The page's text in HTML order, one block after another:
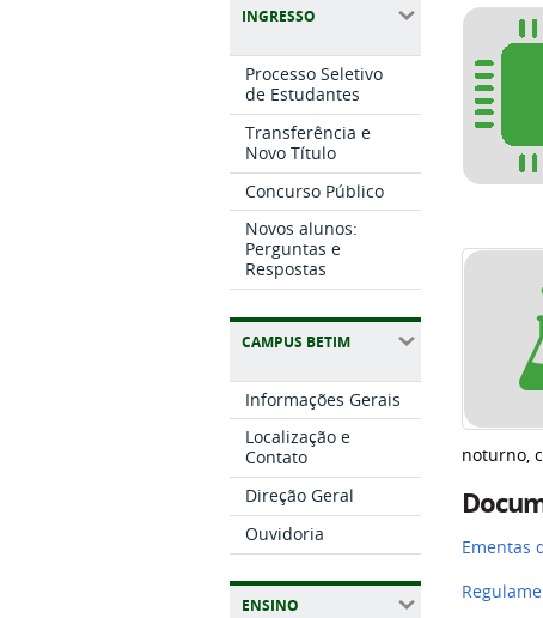
INGRESSO
Processo Seletivo
de Estudantes
Transferência e
Novo Título
Concurso Público
Novos alunos:
Perguntas e
Respostas
CAMPUS BETIM
Informações Gerais
Localização e
Contato
Direção Geral
Ouvidoria
ENSINO
noturno,
Ementas